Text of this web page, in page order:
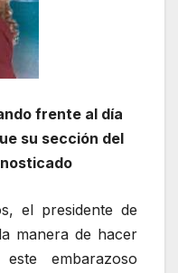
frente al día
su sección del
el presidente de
manera de hacer
embarazoso